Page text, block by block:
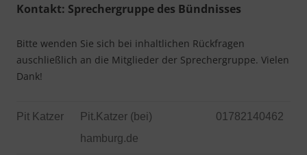
Kontakt: Sprechergruppe des Bündnisses
Bitte wenden Sie sich bei inhaltlichen Rückfragen
auschließlich an die Mitglieder der Sprechergruppe. Vielen
Dank!
Pit Katzer
Pit.Katzer (bei)
hamburg.de
01782140462